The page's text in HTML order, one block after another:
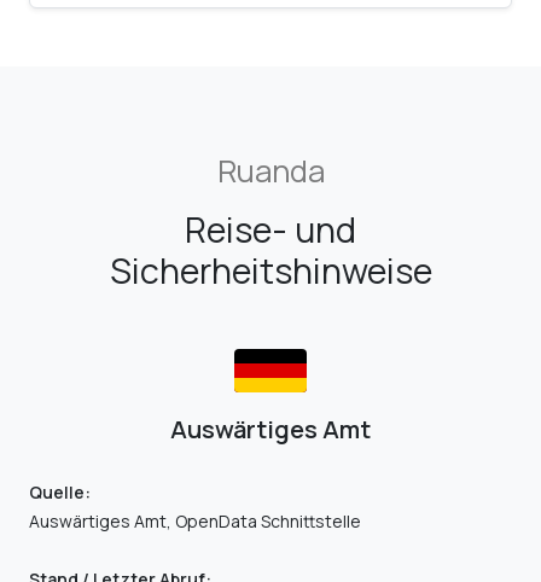
Ruanda
Reise- und
Sicherheitshinweise
Auswärtiges Amt
Quelle:
Auswärtiges Amt, OpenData Schnittstelle